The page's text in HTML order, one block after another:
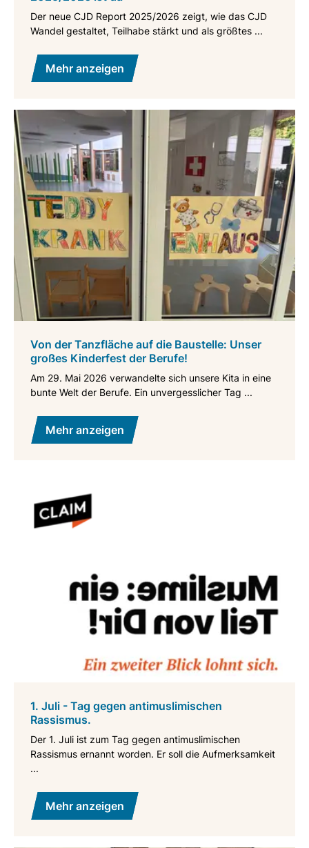
Der neue CJD Report 2025/2026 zeigt, wie das CJD
Wandel gestaltet, Teilhabe stärkt und als größtes ...
Mehr anzeigen
Von der Tanzfläche auf die Baustelle: Unser
großes Kinderfest der Berufe!
Am 29. Mai 2026 verwandelte sich unsere Kita in eine
bunte Welt der Berufe. Ein unvergesslicher Tag ...
Mehr anzeigen
1. Juli - Tag gegen antimuslimischen
Rassismus.
Der 1. Juli ist zum Tag gegen antimuslimischen
Rassismus ernannt worden. Er soll die Aufmerksamkeit
...
Mehr anzeigen